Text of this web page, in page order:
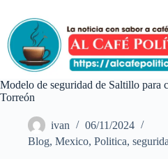
contenido
Modelo de seguridad de Saltillo para
Torreón
ivan
06/11/2024
Blog, Mexico, Politica,